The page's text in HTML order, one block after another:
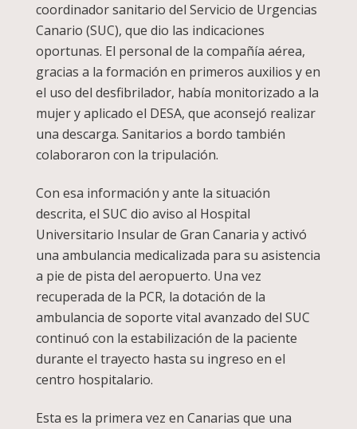
coordinador sanitario del Servicio de Urgencias
Canario (SUC), que dio las indicaciones
oportunas. El personal de la compañía aérea,
gracias a la formación en primeros auxilios y en
el uso del desfibrilador, había monitorizado a la
mujer y aplicado el DESA, que aconsejó realizar
una descarga. Sanitarios a bordo también
colaboraron con la tripulación.
Con esa información y ante la situación
descrita, el SUC dio aviso al Hospital
Universitario Insular de Gran Canaria y activó
una ambulancia medicalizada para su asistencia
a pie de pista del aeropuerto. Una vez
recuperada de la PCR, la dotación de la
ambulancia de soporte vital avanzado del SUC
continuó con la estabilización de la paciente
durante el trayecto hasta su ingreso en el
centro hospitalario.
Esta es la primera vez en Canarias que una